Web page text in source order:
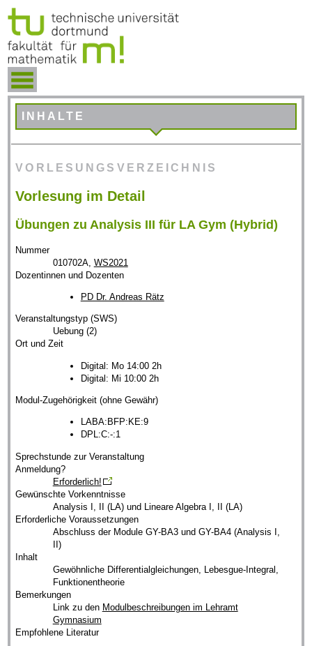
INHALTE
VORLESUNGSVERZEICHNIS
Vorlesung im Detail
Übungen zu Analysis III für LA Gym (Hybrid)
Nummer
010702A, WS2021
Dozentinnen und Dozenten
PD Dr. Andreas Rätz
Veranstaltungstyp (SWS)
Uebung (2)
Ort und Zeit
Digital: Mo 14:00 2h
Digital: Mi 10:00 2h
Modul-Zugehörigkeit (ohne Gewähr)
LABA:BFP:KE:9
DPL:C:-:1
Sprechstunde zur Veranstaltung
Anmeldung?
Erforderlich!
Gewünschte Vorkenntnisse
Analysis I, II (LA) und Lineare Algebra I, II (LA)
Erforderliche Voraussetzungen
Abschluss der Module GY-BA3 und GY-BA4 (Analysis I,
II)
Inhalt
Gewöhnliche Differentialgleichungen, Lebesgue-Integral,
Funktionentheorie
Bemerkungen
Link zu den Modulbeschreibungen im Lehramt
Gymnasium
Empfohlene Literatur